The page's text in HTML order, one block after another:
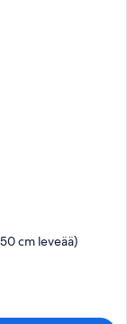
cm leveää)